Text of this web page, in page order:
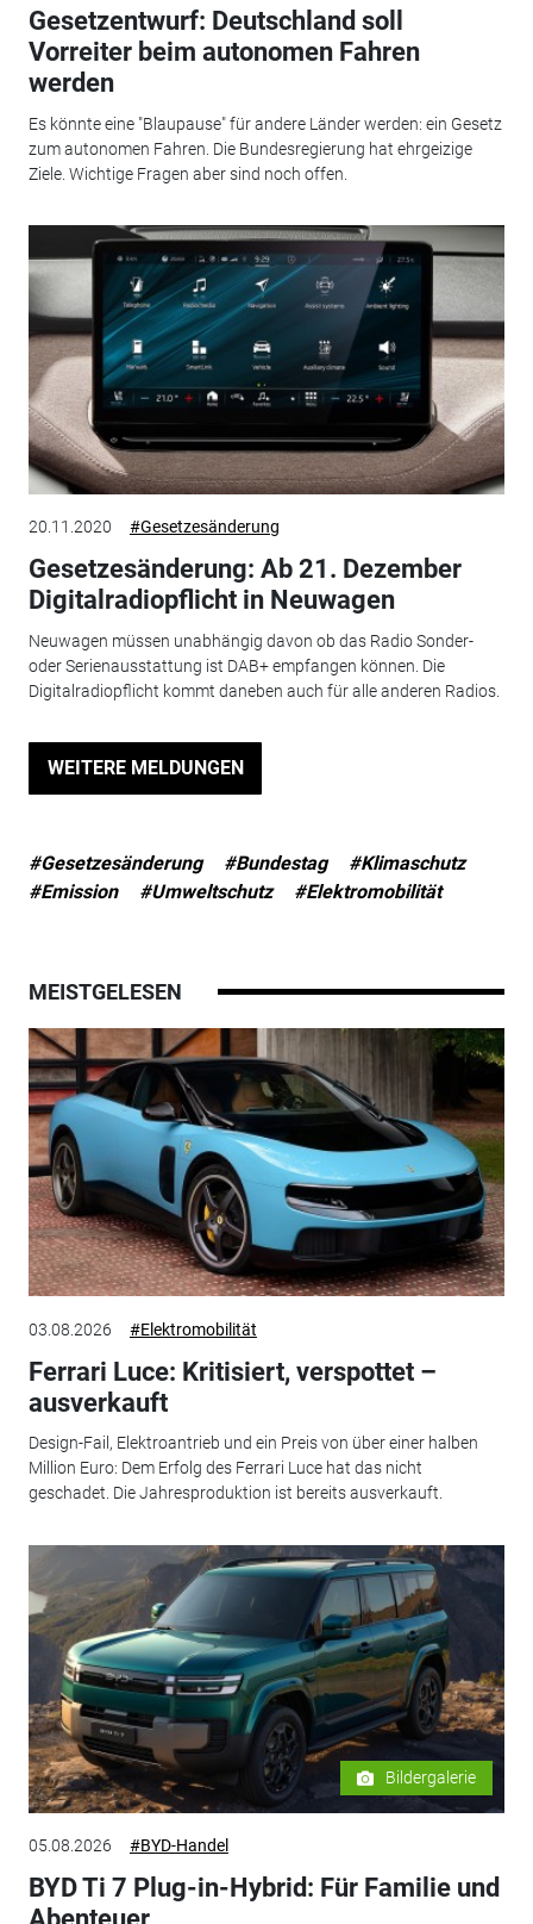
Gesetzentwurf: Deutschland soll
Vorreiter beim autonomen Fahren
werden
Es könnte eine "Blaupause" für andere Länder werden: ein Gesetz
zum autonomen Fahren. Die Bundesregierung hat ehrgeizige
Ziele. Wichtige Fragen aber sind noch offen.
20.11.2020 #Gesetzesänderung
Gesetzesänderung: Ab 21. Dezember
Digitalradiopflicht in Neuwagen
Neuwagen müssen unabhängig davon ob das Radio Sonder-
oder Serienausstattung ist DAB+ empfangen können. Die
Digitalradiopflicht kommt daneben auch für alle anderen Radios.
WEITERE MELDUNGEN
#Gesetzesänderung #Bundestag
#Klimaschutz
#Emission
#Umweltschutz #Elektromobilität
MEISTGELESEN
03.08.2026 #Elektromobilität
Ferrari Luce: Kritisiert, verspottet –
ausverkauft
Design-Fail, Elektroantrieb und ein Preis von über einer halben
Million Euro: Dem Erfolg des Ferrari Luce hat das nicht
geschadet. Die Jahresproduktion ist bereits ausverkauft.
Bildergalerie
05.08.2026 #BYD-Handel
BYD Ti 7 Plug-in-Hybrid: Für Familie und